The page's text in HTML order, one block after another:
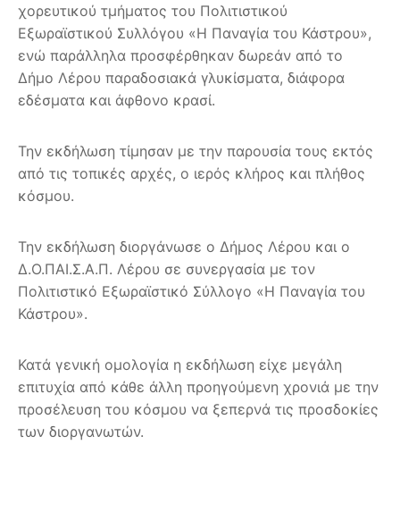
χορευτικού τμήματος του Πολιτιστικού
Εξωραϊστικού Συλλόγου «Η Παναγία του Κάστρου»,
ενώ παράλληλα προσφέρθηκαν δωρεάν από το
Δήμο Λέρου παραδοσιακά γλυκίσματα, διάφορα
εδέσματα και άφθονο κρασί.
Την εκδήλωση τίμησαν με την παρουσία τους εκτός
από τις τοπικές αρχές, ο ιερός κλήρος και πλήθος
κόσμου.
Την εκδήλωση διοργάνωσε ο Δήμος Λέρου και ο
Δ.Ο.ΠΑΙ.Σ.Α.Π. Λέρου σε συνεργασία με τον
Πολιτιστικό Εξωραϊστικό Σύλλογο «Η Παναγία του
Κάστρου».
Κατά γενική ομολογία η εκδήλωση είχε μεγάλη
επιτυχία από κάθε άλλη προηγούμενη χρονιά με την
προσέλευση του κόσμου να ξεπερνά τις προσδοκίες
των διοργανωτών.